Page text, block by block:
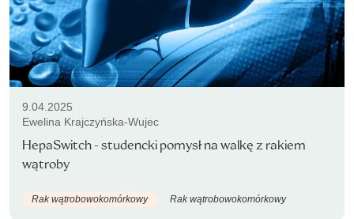
9.04.2025
Ewelina Krajczyńska-Wujec
HepaSwitch - studencki pomysł na walkę z rakiem
wątroby
Rak wątrobowokomórkowy Rak wątrobowokomórkowy